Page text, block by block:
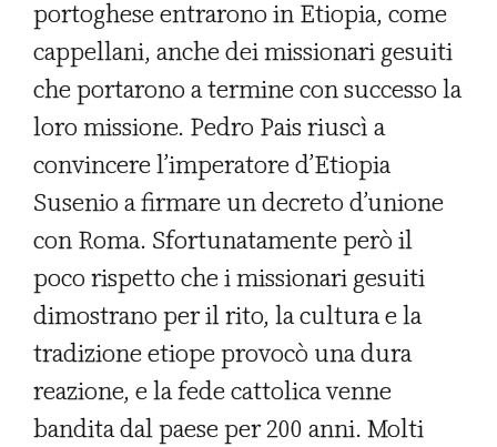
portoghese entrarono in Etiopia, come
cappellani, anche dei missionari gesuiti
che portarono a termine con successo la
loro missione. Pedro Pais riuscì a
convincere l’imperatore d’Etiopia
Susenio a firmare un decreto d’unione
con Roma. Sfortunatamente però il
poco rispetto che i missionari gesuiti
dimostrano per il rito, la cultura e la
tradizione etiope provocò una dura
reazione, e la fede cattolica venne
bandita dal paese per 200 anni. Molti